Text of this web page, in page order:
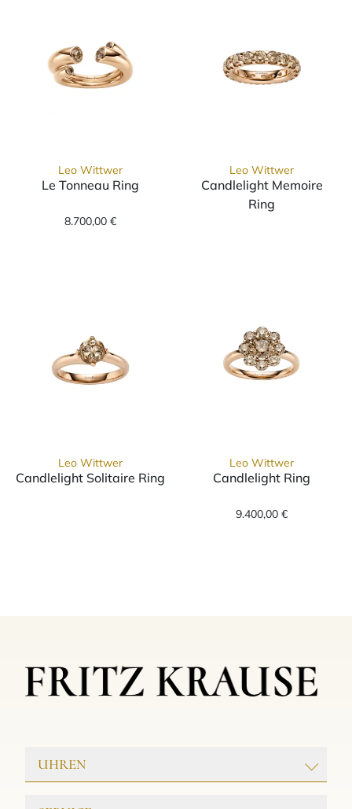
Leo Wittwer
Le Tonneau Ring
Leo Wittwer Le Tonneau Ring, Ref: 11-
8.700,00 €
Leo Wittwer
Candlelight Memoire
Ring
Leo Wittwer
Candlelight Solitaire Ring
Leo Wittwer
Candlelight Ring
9.400,00 €
UHREN